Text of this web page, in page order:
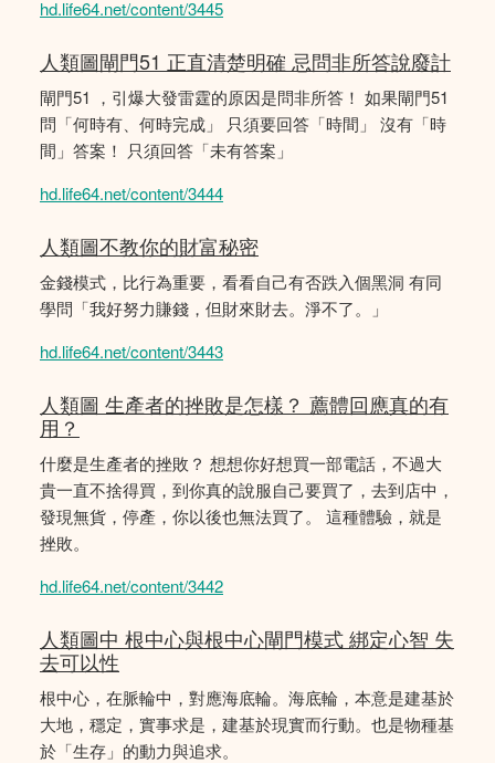
hd.life64.net/content/3445
人類圖閘門51 正直清楚明確 忌問非所答說廢計
閘門51 ，引爆大發雷霆的原因是問非所答！ 如果閘門51
問「何時有、何時完成」 只須要回答「時間」 沒有「時
間」答案！ 只須回答「未有答案」
hd.life64.net/content/3444
人類圖不教你的財富秘密
金錢模式，比行為重要，看看自己有否跌入個黑洞 有同
學問「我好努力賺錢，但財來財去。淨不了。」
hd.life64.net/content/3443
人類圖 生產者的挫敗是怎樣？ 薦體回應真的有
用？
什麼是生產者的挫敗？ 想想你好想買一部電話，不過大
貴一直不捨得買，到你真的說服自己要買了，去到店中，
發現無貨，停產，你以後也無法買了。 這種體驗，就是
挫敗。
hd.life64.net/content/3442
人類圖中 根中心與根中心閘門模式 綁定心智 失
去可以性
根中心，在脈輪中，對應海底輪。海底輪，本意是建基於
大地，穩定，實事求是，建基於現實而行動。也是物種基
於「生存」的動力與追求。